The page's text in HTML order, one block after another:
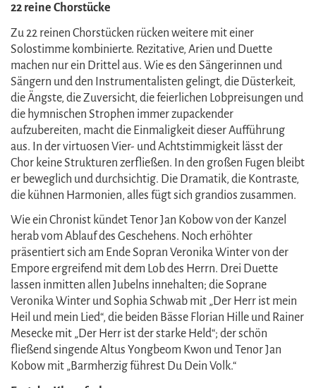
22 reine Chorstücke
Zu 22 reinen Chorstücken rücken weitere mit einer
Solostimme kombinierte. Rezitative, Arien und Duette
machen nur ein Drittel aus. Wie es den Sängerinnen und
Sängern und den Instrumentalisten gelingt, die Düsterkeit,
die Ängste, die Zuversicht, die feierlichen Lobpreisungen und
die hymnischen Strophen immer zupackender
aufzubereiten, macht die Einmaligkeit dieser Aufführung
aus. In der virtuosen Vier- und Achtstimmigkeit lässt der
Chor keine Strukturen zerfließen. In den großen Fugen bleibt
er beweglich und durchsichtig. Die Dramatik, die Kontraste,
die kühnen Harmonien, alles fügt sich grandios zusammen.
Wie ein Chronist kündet Tenor Jan Kobow von der Kanzel
herab vom Ablauf des Geschehens. Noch erhöhter
präsentiert sich am Ende Sopran Veronika Winter von der
Empore ergreifend mit dem Lob des Herrn. Drei Duette
lassen inmitten allen Jubelns innehalten; die Soprane
Veronika Winter und Sophia Schwab mit „Der Herr ist mein
Heil und mein Lied“, die beiden Bässe Florian Hille und Rainer
Mesecke mit „Der Herr ist der starke Held“; der schön
fließend singende Altus Yongbeom Kwon und Tenor Jan
Kobow mit „Barmherzig führest Du Dein Volk.“